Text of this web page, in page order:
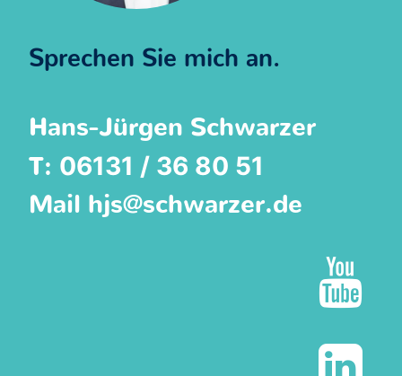
Sprechen Sie mich an.
Hans-Jürgen Schwarzer
T: 06131 / 36 80 51
Mail hjs@schwarzer.de